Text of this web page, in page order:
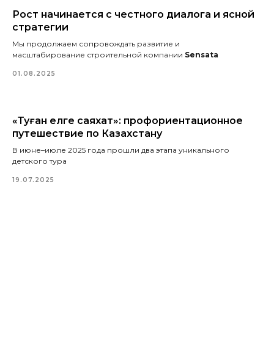
Рост начинается с честного диалога и ясной
стратегии
Мы продолжаем сопровождать развитие и
масштабирование строительной компании Sensata
01.08.2025
«Туған елге саяхат»: профориентационное
путешествие по Казахстану
В июне–июле 2025 года прошли два этапа уникального
детского тура
19.07.2025